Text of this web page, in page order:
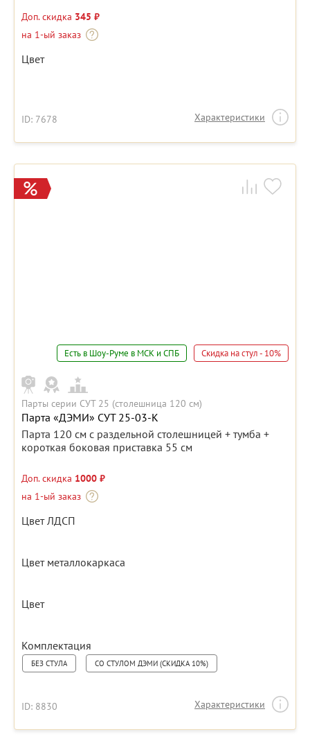
Доп. скидка 345 ₽
на 1-ый заказ
Цвет
ID: 7678 Характеристики
Есть в Шоу-Руме в МСК и СПБ Скидка на стул - 10%
Парты серии СУТ 25 (столешница 120 см)
Парта «ДЭМИ» СУТ 25-03-К
Парта 120 см с раздельной столешницей + тумба +
короткая боковая приставка 55 см
Доп. скидка 1000 ₽
на 1-ый заказ
Цвет ЛДСП
Цвет металлокаркаса
Цвет
Комплектация
БЕЗ СТУЛА СО СТУЛОМ ДЭМИ (СКИДКА 10%)
ID: 8830 Характеристики